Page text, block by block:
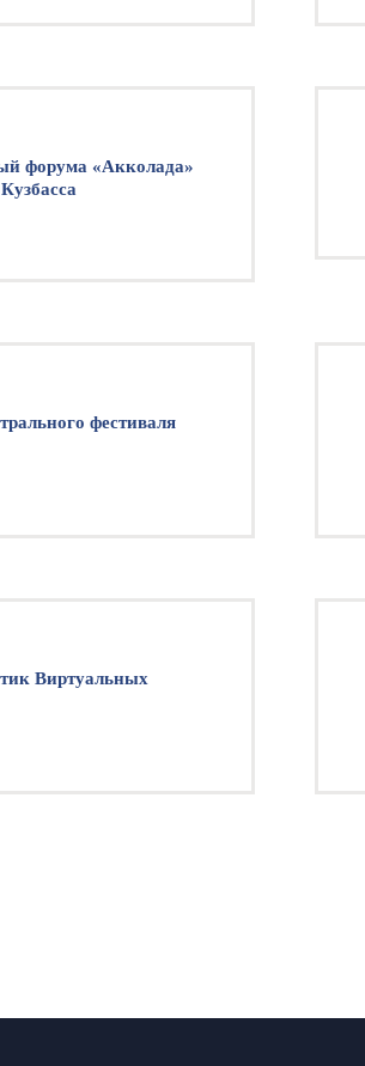
форума «Акколада»
фестиваля
Виртуальных